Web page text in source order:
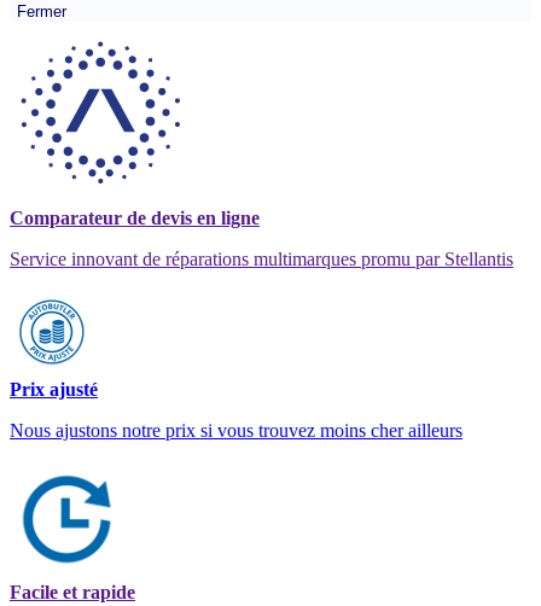
Fermer
Comparateur de devis en ligne
Service innovant de réparations multimarques promu par Stellantis
Prix ajusté
Nous ajustons notre prix si vous trouvez moins cher ailleurs
Facile et rapide